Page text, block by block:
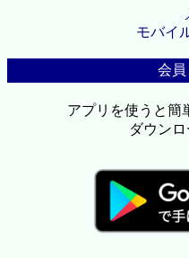
モバイ
会員
アプリを使うと簡
ダウン